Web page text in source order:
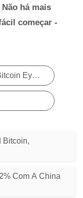
há mais
começar -
Preços de moeda digital:Bitcoin Eyes $ 6,
Bitcoin,
Com A China